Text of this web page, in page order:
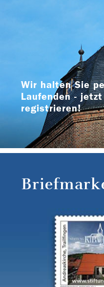
Wir halten Sie
Laufenden -
registrieren!